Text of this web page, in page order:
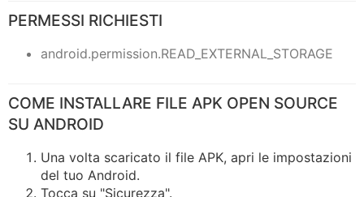
PERMESSI RICHIESTI
android.permission.READ_EXTERNAL_STORAGE
COME INSTALLARE FILE APK OPEN SOURCE
SU ANDROID
Una volta scaricato il file APK, apri le impostazioni
del tuo Android.
Tocca su "Sicurezza".